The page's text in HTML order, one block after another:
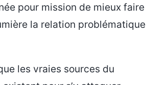
pour mission de mieux faire
la relation problématique
les vraies sources du